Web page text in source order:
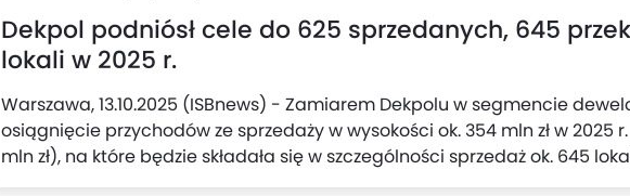
Dekpol podniósł cele do 625 sprzedanych, 645
lokali w 2025 r.
Warszawa, 13.10.2025 (ISBnews) - Zamiarem Dekpolu w segmencie
osiągnięcie przychodów ze sprzedaży w wysokości ok. 354 mln zł w 2025
mln zł), na które będzie składała się w szczególności sprzedaż ok. 645
lokali) rozpoznana w wyniku finansowym, natomiast aktualny cel w